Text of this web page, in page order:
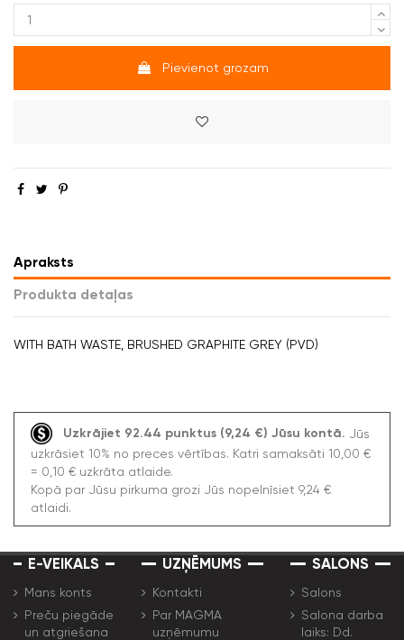
Pievienot grozam
Apraksts
Produkta detaļas
WITH BATH WASTE, BRUSHED GRAPHITE GREY (PVD)
Uzkrājiet 92.44 punktus (9,24 €) Jūsu kontā.
Jūs
uzkrāsiet 10% no preces vērtības. Katri samaksāti 10,00 €
= 0,10 € uzkrāta atlaide.
Kopā par Jūsu pirkuma grozi Jūs nopelnīsiet 9,24 €
atlaidi.
E-VEIKALS
Mans konts
Preču piegāde
un atgriešana
UZŅĒMUMS
Kontakti
Par MAGMA
uzņēmumu
SALONS
Salons
Salona darba
laiks: Dd.